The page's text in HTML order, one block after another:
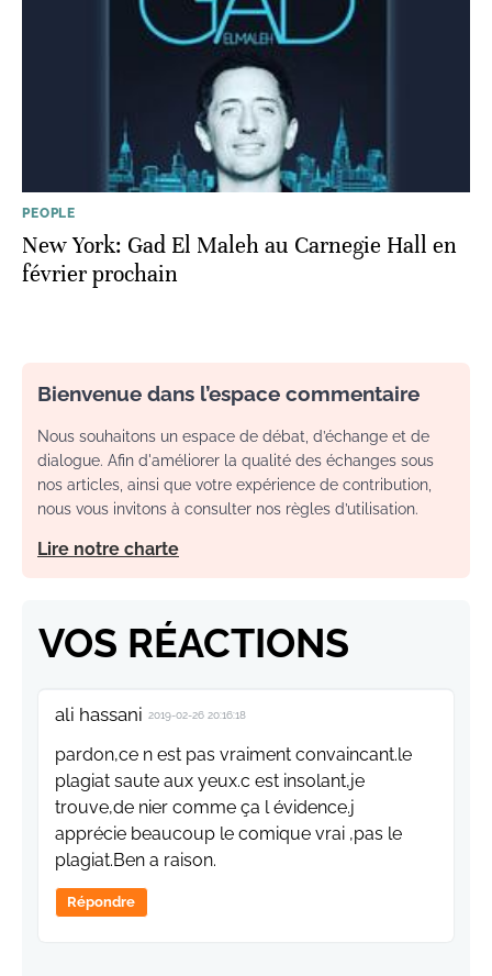
PEOPLE
New York: Gad El Maleh au Carnegie Hall en
février prochain
Bienvenue dans l’espace commentaire
Nous souhaitons un espace de débat, d’échange et de
dialogue. Afin d'améliorer la qualité des échanges sous
nos articles, ainsi que votre expérience de contribution,
nous vous invitons à consulter nos règles d’utilisation.
Lire notre charte
VOS RÉACTIONS
ali hassani 2019-02-26 20:16:18
pardon,ce n est pas vraiment convaincant.le
plagiat saute aux yeux.c est insolant,je
trouve,de nier comme ça l évidence.j
apprécie beaucoup le comique vrai ,pas le
plagiat.Ben a raison.
Répondre